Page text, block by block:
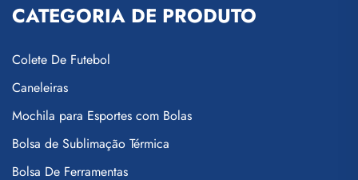
CATEGORIA DE PRODUTO
Colete De Futebol
Caneleiras
Mochila para Esportes com Bolas
Bolsa de Sublimação Térmica
Bolsa De Ferramentas